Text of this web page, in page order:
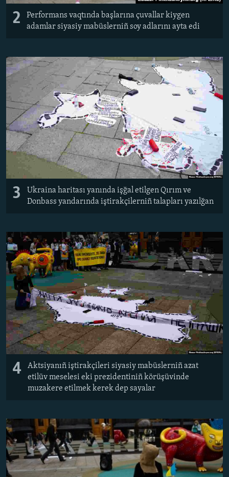
2
Performans vaqtında başlarına çuvallar kiygen
adamlar siyasiy mabüslerniñ soy adlarını ayta edi
3
Ukraina haritası yanında işğal etilgen Qırım ve
Donbass yandarında iştirakçilerniñ talapları yazılğan
4
Aktsiyanıñ iştirakçileri siyasiy mabüslerniñ azat
etilüv meselesi eki prezidentiniñ körüşüvinde
muzakere etilmek kerek dep sayalar